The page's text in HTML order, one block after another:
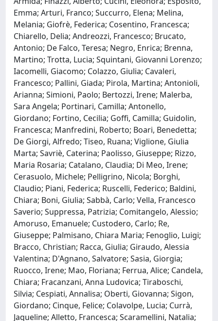
Emma; Arturi, Franco; Succurro, Elena; Melina,
Melania; Giofrè, Federica; Cosentino, Francesca;
Chiarello, Delia; Andreozzi, Francesco; Brucato,
Antonio; De Falco, Teresa; Negro, Enrica; Brenna,
Martino; Trotta, Lucia; Squintani, Giovanni Lorenzo;
Iacomelli, Giacomo; Colazzo, Giulia; Cavaleri,
Francesco; Pallini, Giada; Pirola, Martina; Antonioli,
Arianna; Simioni, Paolo; Bertozzi, Irene; Malerba,
Sara Angela; Portinari, Camilla; Antonello,
Giordano; Fortino, Cecilia; Goffi, Camilla; Guidolin,
Francesca; Manfredini, Roberto; Boari, Benedetta;
De Giorgi, Alfredo; Tiseo, Ruana; Viglione, Giulia
Marta; Savriè, Caterina; Paolisso, Giuseppe; Rizzo,
Maria Rosaria; Catalano, Claudia; Di Meo, Irene;
Cerasuolo, Michele; Pelligrino, Nicola; Borghi,
Claudio; Piani, Federica; Ruscelli, Federico; Baldini,
Chiara; Boni, Giulia; Sabbà, Carlo; Vella, Francesco
Saverio; Suppressa, Patrizia; Comitangelo, Alessio;
Amoruso, Emanuele; Custodero, Carlo; Re,
Giuseppe; Palmisano, Chiara Maria; Fenoglio, Luigi;
Bracco, Christian; Racca, Giulia; Giraudo, Alessia
Valentina; D'Agnano, Salvatore; Sasia, Giorgia;
Ruocco, Irene; Mao, Floriana; Ferrua, Alice; Candela,
Chiara; Fracanzani, Anna Ludovica; Tiraboschi,
Silvia; Cespiati, Annalisa; Oberti, Giovanna; Sigon,
Giordano; Cinque, Felice; Colavolpe, Lucia; Currà,
Jaqueline; Alletto, Francesca; Scaramellini, Natalia;